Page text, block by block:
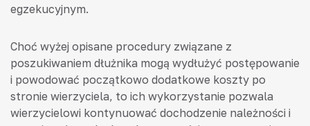
egzekucyjnym.
Choć wyżej opisane procedury związane z
poszukiwaniem dłużnika mogą wydłużyć postępowanie
i powodować początkowo dodatkowe koszty po
stronie wierzyciela, to ich wykorzystanie pozwala
wierzycielowi kontynuować dochodzenie należności i